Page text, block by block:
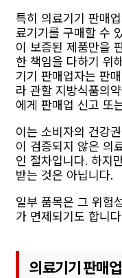
특히 의료기기 판매
료기기를 구매할 수
이 보증된 제품만을
한 책임을 다하기 위
기기 판매업자는 판
라 관할 지방식품의
에게 판매업 신고 또
이는 소비자의 건강
이 검증되지 않은 의
인 절차입니다. 하지
받는 것은 아닙니다.
일부 품목은 그 위험
가 면제되기도 합니
의료기기 판매